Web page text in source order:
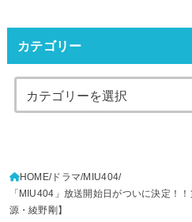
カテゴリー
HOME ドラマ MIU404
「MIU404」放送開始日がついに決定！
源・綾野剛】